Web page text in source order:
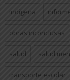
indígena
obras inconclusas
salud salud
transporte escolar